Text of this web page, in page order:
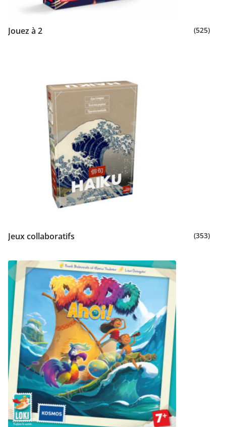
Jouez à 2 (525)
Jeux collaboratifs (353)